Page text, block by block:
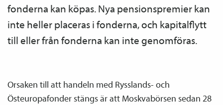
fonderna kan köpas. Nya pensions­premier kan
inte heller placeras i fonderna, och kapitalflytt
till eller från fonderna kan inte genomföras.
Orsaken till att handeln med Rysslands- och
Östeuropafonder stängs är att Moskvabörsen sedan 28